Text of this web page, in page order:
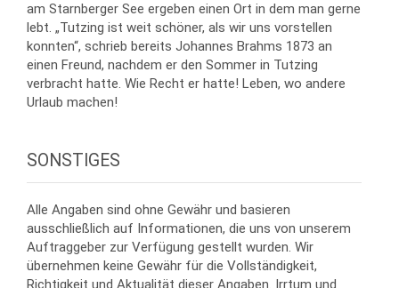
am Starnberger See ergeben einen Ort in dem man gerne
lebt. „Tutzing ist weit schöner, als wir uns vorstellen
konnten“, schrieb bereits Johannes Brahms 1873 an
einen Freund, nachdem er den Sommer in Tutzing
verbracht hatte. Wie Recht er hatte! Leben, wo andere
Urlaub machen!
SONSTIGES
Alle Angaben sind ohne Gewähr und basieren
ausschließlich auf Informationen, die uns von unserem
Auftraggeber zur Verfügung gestellt wurden. Wir
übernehmen keine Gewähr für die Vollständigkeit,
Richtigkeit und Aktualität dieser Angaben. Irrtum und